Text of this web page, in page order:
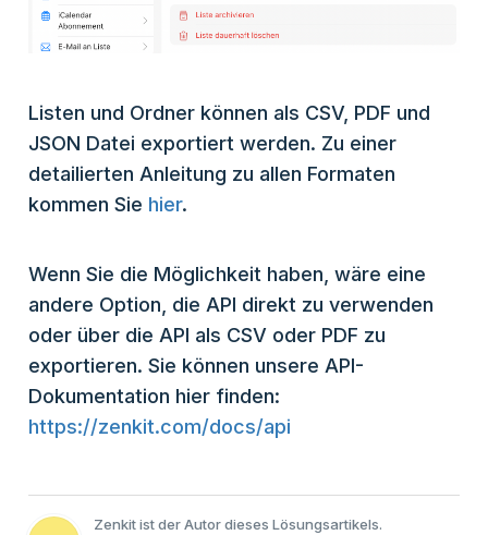
Listen und Ordner können als CSV, PDF und
JSON Datei exportiert werden. Zu einer
detailierten Anleitung zu allen Formaten
kommen Sie hier.
Wenn Sie die Möglichkeit haben, wäre eine
andere Option, die API direkt zu verwenden
oder über die API als CSV oder PDF zu
exportieren. Sie können unsere API-
Dokumentation hier finden:
https://zenkit.com/docs/api
Zenkit ist der Autor dieses Lösungsartikels.